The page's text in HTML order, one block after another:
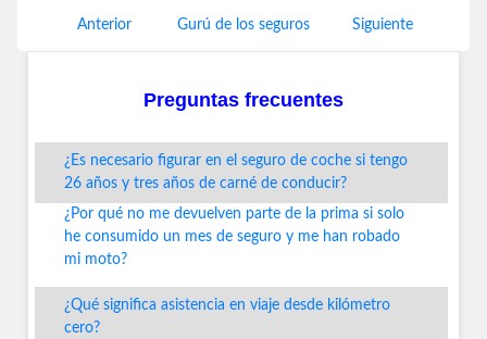
Anterior Gurú de los seguros Siguiente
Preguntas frecuentes
¿Es necesario figurar en el seguro de coche si tengo
26 años y tres años de carné de conducir?
¿Por qué no me devuelven parte de la prima si solo
he consumido un mes de seguro y me han robado
mi moto?
¿Qué significa asistencia en viaje desde kilómetro
cero?